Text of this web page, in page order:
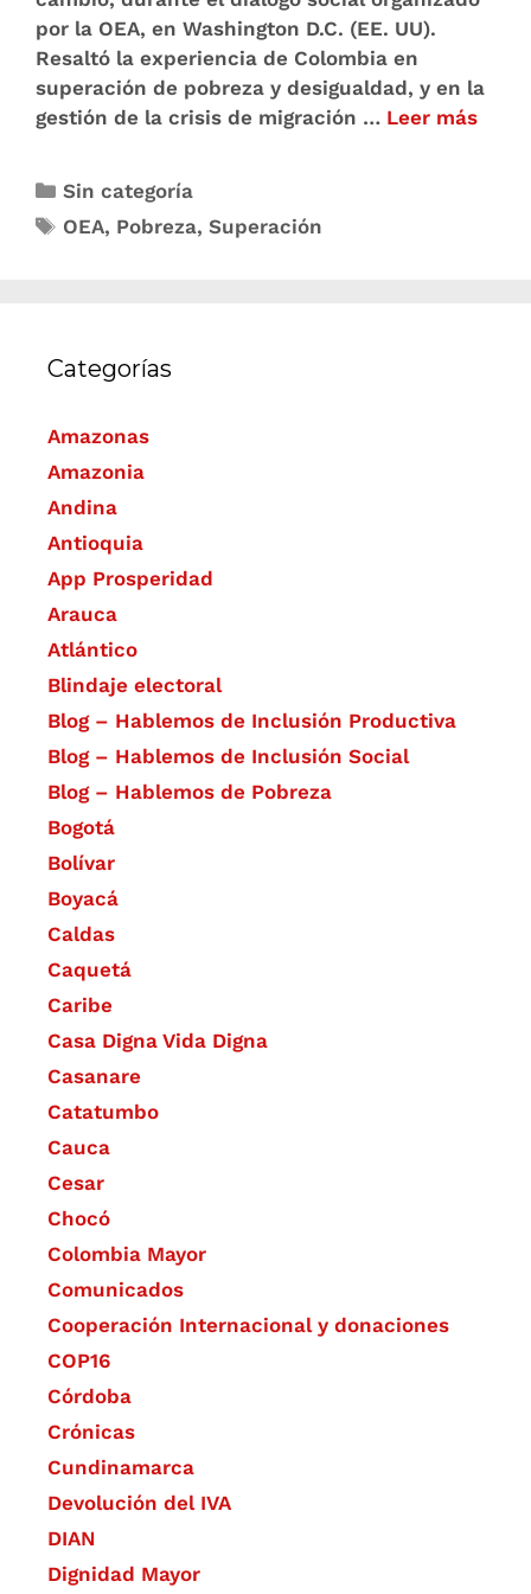
por la OEA, en Washington D.C. (EE. UU).
Resaltó la experiencia de Colombia en
superación de pobreza y desigualdad, y en la
gestión de la crisis de migración … Leer más
Sin categoría
OEA, Pobreza,Superación
Categorías
Amazonas
Amazonia
Andina
Antioquia
App Prosperidad
Arauca
Atlántico
Blindaje electoral
Blog – Hablemos de Inclusión Productiva
Blog – Hablemos de Inclusión Social
Blog – Hablemos de Pobreza
Bogotá
Bolívar
Boyacá
Caldas
Caquetá
Caribe
Casa Digna Vida Digna
Casanare
Catatumbo
Cauca
Cesar
Chocó
Colombia Mayor
Comunicados
Cooperación Internacional y donaciones
COP16
Córdoba
Crónicas
Cundinamarca
Devolución del IVA
DIAN
Dignidad Mayor